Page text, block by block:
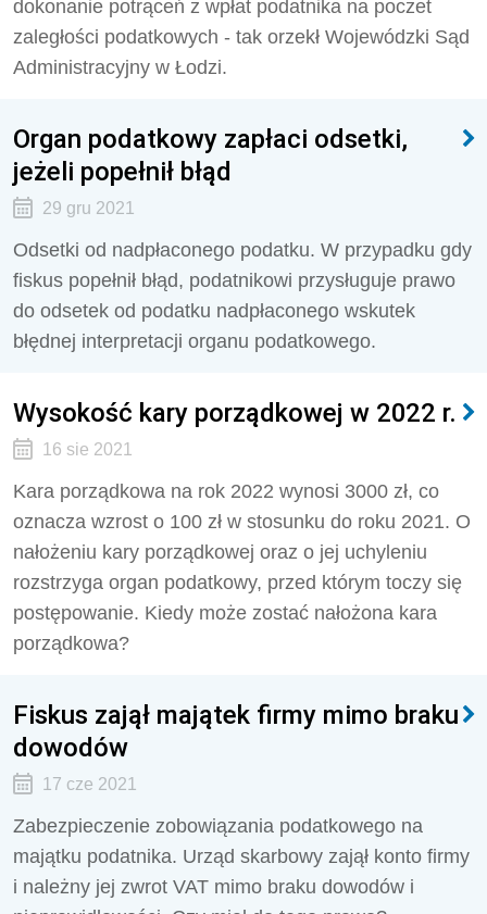
dokonanie potrąceń z wpłat podatnika na poczet
zaległości podatkowych - tak orzekł Wojewódzki Sąd
Administracyjny w Łodzi.
Organ podatkowy zapłaci odsetki,
jeżeli popełnił błąd
29 gru 2021
Odsetki od nadpłaconego podatku. W przypadku gdy
fiskus popełnił błąd, podatnikowi przysługuje prawo
do odsetek od podatku nadpłaconego wskutek
błędnej interpretacji organu podatkowego.
Wysokość kary porządkowej w 2022 r.
16 sie 2021
Kara porządkowa na rok 2022 wynosi 3000 zł, co
oznacza wzrost o 100 zł w stosunku do roku 2021. O
nałożeniu kary porządkowej oraz o jej uchyleniu
rozstrzyga organ podatkowy, przed którym toczy się
postępowanie. Kiedy może zostać nałożona kara
porządkowa?
Fiskus zajął majątek firmy mimo braku
dowodów
17 cze 2021
Zabezpieczenie zobowiązania podatkowego na
majątku podatnika. Urząd skarbowy zajął konto firmy
i należny jej zwrot VAT mimo braku dowodów i